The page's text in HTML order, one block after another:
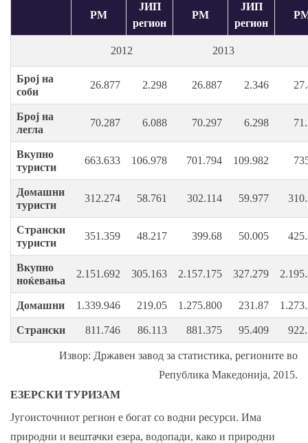
РМ
ЈИП
регион
РМ
ЈИП
регион
2012 2013
Број на
соби
26.877 2.298 26.887 2.346
Број на
легла
70.287 6.088 70.297 6.298
Вкупно
туристи
663.633 106.978 701.794 109.982
Домашни
туристи
312.274 58.761 302.114 59.977
Странски
туристи
351.359 48.217 399.68 50.005
Вкупно
ноќевања
2.151.692 305.163 2.157.175 327.279
Домашни 1.339.946 219.05 1.275.800 231.87
Странски 811.746 86.113 881.375 95.409
Извор: Државен завод за статистика, регионите во
Република Македонија, 2015.
ЕЗЕРСКИ ТУРИЗАМ
Југоисточниот регион е богат со водни ресурси. Има
природни и вештачки езера, водопади, како и природни